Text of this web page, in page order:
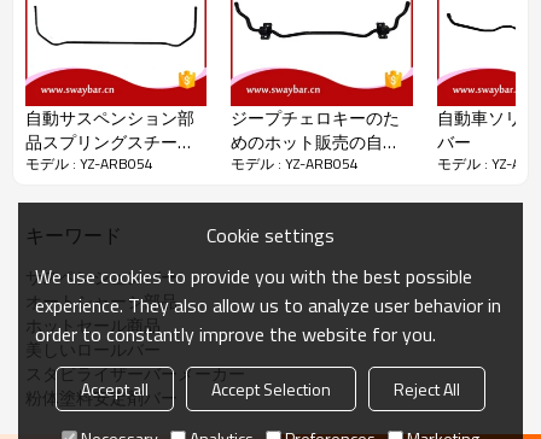
パッケージの詳細：
ビニール袋+木製ケース
配達の詳細：
入金を受け取ってから45日後
自動サスペンション部
品スプリングスチール
付き低コストスウェイ
モデル : YZ-ARB054
ジープチェロキーのた
めのホット販売の自動
車部品フロントアンチ
モデル : YZ-ARB054
自動車ソリ
バー
モデル : YZ-
キーワード
サスペンションバー
オートシャーシ部品
ホットセール商品
美しいロールバー
スタビライザーバーメーカー
粉体塗料安定剤バー
Cookie settings
We use cookies to provide you with the best possible
experience. They also allow us to analyze user behavior in
order to constantly improve the website for you.
Accept all Accept Selection
Reject All